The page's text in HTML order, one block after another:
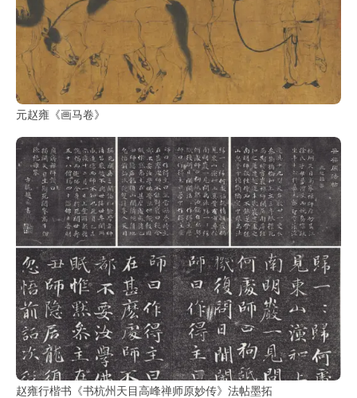
元赵雍《画马卷》
赵雍行楷书《书杭州天目高峰禅师原妙传》法帖墨拓